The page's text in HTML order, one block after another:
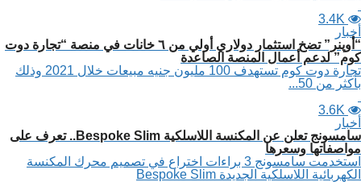
3.4K
أخبار
“أوپنر” تضخ استثمار دولاري أولي من ٦ خانات في منصة “تجارة دوت
كوم” لدعم أعمال المنصة الصاعدة
تجارة دوت كوم تستهدف 100 مليون جنيه مبيعات خلال 2021 وذلك
بأكثر من 50...
3.6K
أخبار
سامسونج تعلن عن المكنسة اللاسلكية Bespoke Slim.. تعرف على
مواصفاتها وسعرها
استخدمت سامسونج 3 براءات اختراع في تصميم محرك المكنسة
الكهربائية اللاسلكية الجديدة Bespoke Slim